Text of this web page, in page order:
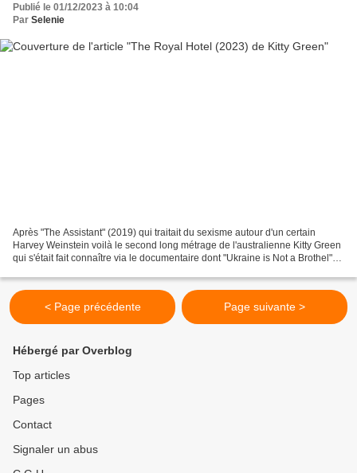
Publié le 01/12/2023 à 10:04
Par Selenie
Après "The Assistant" (2019) qui traitait du sexisme autour d'un certain
Harvey Weinstein voilà le second long métrage de l'australienne Kitty Green
qui s'était fait connaître via le documentaire dont "Ukraine is Not a Brothel"
< Page précédente Page suivante >
Hébergé par Overblog
Top articles
Pages
Contact
Signaler un abus